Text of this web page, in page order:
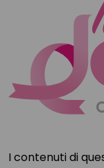
I contenuti di